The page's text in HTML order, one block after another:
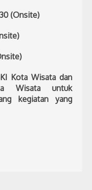
(Onsite)
Kota Wisata dan
Wisata untuk
kegiatan yang